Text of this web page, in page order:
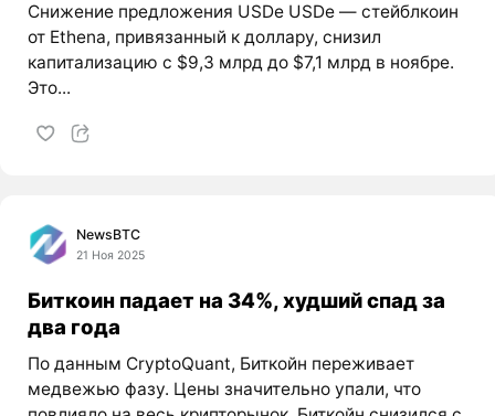
Снижение предложения USDe USDe — стейблкоин
от Ethena, привязанный к доллару, снизил
капитализацию с $9,3 млрд до $7,1 млрд в ноябре.
Это...
NewsBTC
21 Ноя 2025
Биткоин падает на 34%, худший спад за
два года
По данным CryptoQuant, Биткойн переживает
медвежью фазу. Цены значительно упали, что